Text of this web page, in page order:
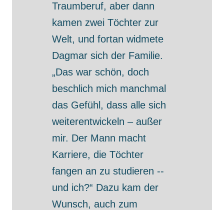
Traumberuf, aber dann
kamen zwei Töchter zur
Welt, und fortan widmete
Dagmar sich der Familie.
„Das war schön, doch
beschlich mich manchmal
das Gefühl, dass alle sich
weiterentwickeln – außer
mir. Der Mann macht
Karriere, die Töchter
fangen an zu studieren --
und ich?“ Dazu kam der
Wunsch, auch zum